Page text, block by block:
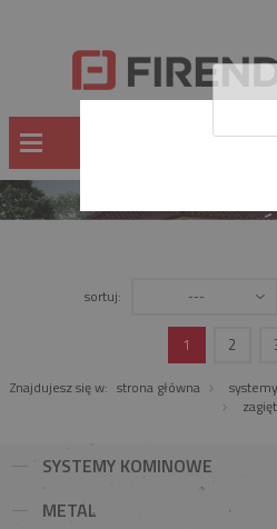
sortuj: ---
1 2
Znajdujesz się w: strona główna systemy
SYSTEMY KOMINOWE
METAL